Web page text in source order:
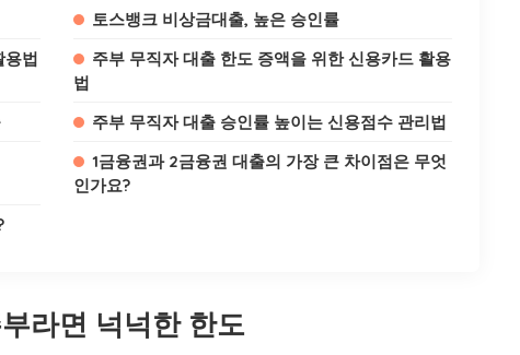
토스뱅크 비상금대출, 높은 승인률
용법
주부 무직자 대출 한도 증액을 위한 신용카드 활용
법
주부 무직자 대출 승인률 높이는 신용점수 관리법
1금융권과 2금융권 대출의 가장 큰 차이점은 무엇
인가요?
라면 넉넉한 한도